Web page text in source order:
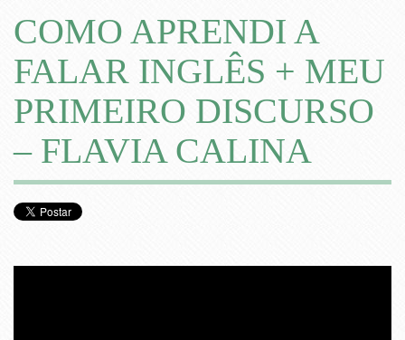
COMO APRENDI A
FALAR INGLÊS + MEU
PRIMEIRO DISCURSO
– FLAVIA CALINA